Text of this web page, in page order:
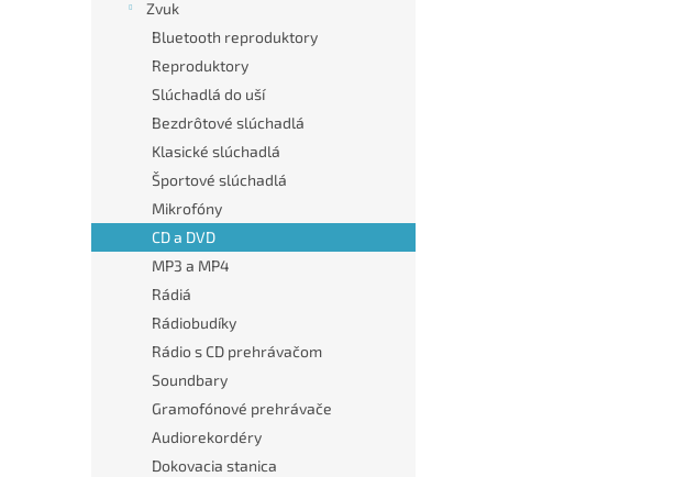
Zvuk
Bluetooth reproduktory
Reproduktory
Slúchadlá do uší
Bezdrôtové slúchadlá
Klasické slúchadlá
Športové slúchadlá
Mikrofóny
CD a DVD
MP3 a MP4
Rádiá
Rádiobudíky
Rádio s CD prehrávačom
Soundbary
Gramofónové prehrávače
Audiorekordéry
Dokovacia stanica